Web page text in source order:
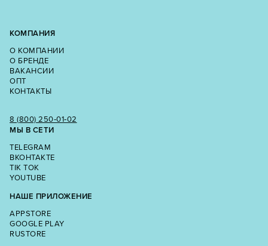
КОМПАНИЯ
О КОМПАНИИ
О БРЕНДЕ
ВАКАНСИИ
ОПТ
КОНТАКТЫ
8 (800) 250‑01‑02
МЫ В СЕТИ
TELEGRAM
ВКОНТАКТЕ
TIK TOK
YOUTUBE
НАШЕ ПРИЛОЖЕНИЕ
APPSTORE
GOOGLE PLAY
RUSTORE